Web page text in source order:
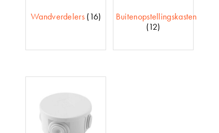
Wandverdelers (16)
Buitenopstellingskasten
(12)